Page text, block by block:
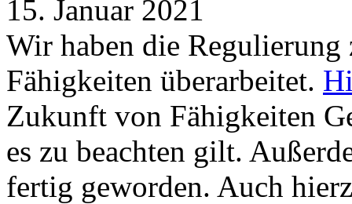
15. Januar 2021
Wir haben die
Fähigkeiten überarbeitet.
Zukunft von Fähigkeiten
es zu beachten gilt.
fertig geworden. Auch